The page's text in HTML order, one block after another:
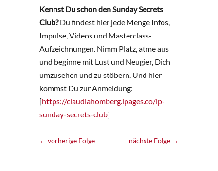
Kennst Du schon den Sunday Secrets
Club?Du findest hier jede Menge Infos,
Impulse, Videos und Masterclass-
Aufzeichnungen. Nimm Platz, atme aus
und beginne mit Lust und Neugier, Dich
umzusehen und zu stöbern. Und hier
kommst Du zur Anmeldung:
[https://claudiahomberg.lpages.co/lp-
sunday-secrets-club]
← vorherige Folge nächste Folge →